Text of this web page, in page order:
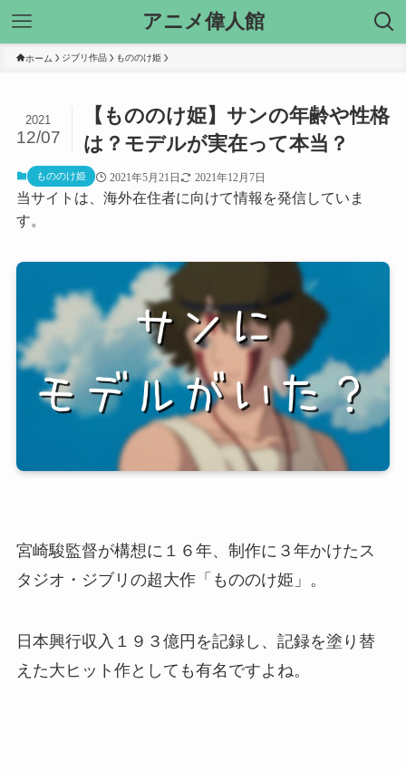
アニメ偉人館
ホーム ジブリ作品 もののけ姫
【もののけ姫】サンの年齢や性格
は？モデルが実在って本当？
2021
12/07
もののけ姫 2021年5月21日 2021年12月7日
当サイトは、海外在住者に向けて情報を発信していま
す。
宮崎駿監督が構想に１６年、制作に３年かけたス
タジオ・ジブリの超大作「もののけ姫」。
日本興行収入１９３億円を記録し、記録を塗り替
えた大ヒット作としても有名ですよね。